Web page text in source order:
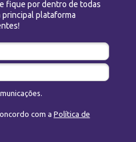
fique por dentro de todas
principal plataforma
com a Política de